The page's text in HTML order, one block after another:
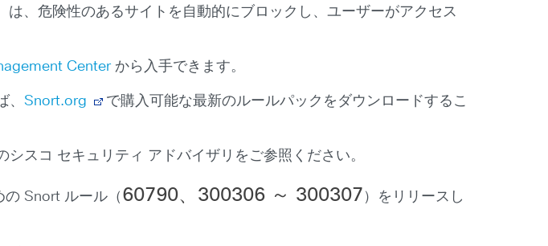
は、危険性のあるサイトを自動的にブロックし、ユーザーがアクセス
Centerから入手できます。
、Snort.org
で購入可能な最新のルールパックをダウンロードするこ
シスコ セキュリティ アドバイザリをご参照ください。
Snort ルール（ 60790、 300306 ～ 300307 ）をリリースし